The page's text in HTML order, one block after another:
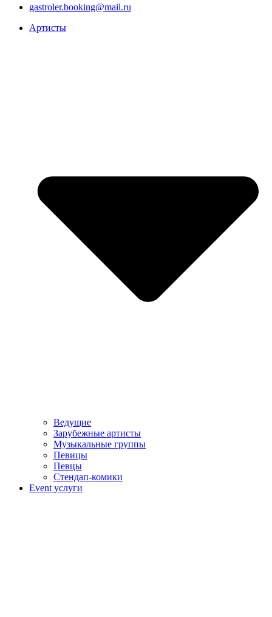
gastroler.booking@mail.ru
Артисты
Ведущие
Зарубежные артисты
Музыкальные группы
Певицы
Певцы
Стендап-комики
Event услуги